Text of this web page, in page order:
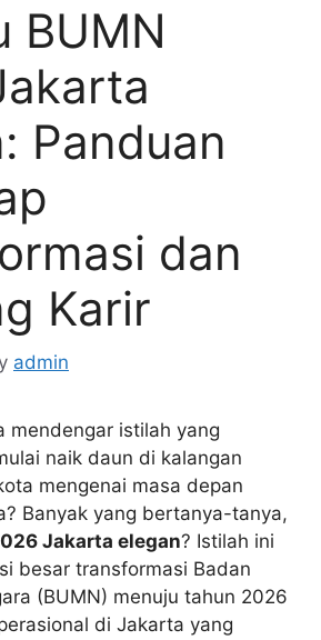
BUMN
Panduan
dan
Karir
admin
mendengar istilah yang
naik daun di kalangan
mengenai masa depan
Banyak yang bertanya-tanya,
Jakarta elegan? Istilah ini
besar transformasi Badan
(BUMN) menuju tahun 2026
di Jakarta yang